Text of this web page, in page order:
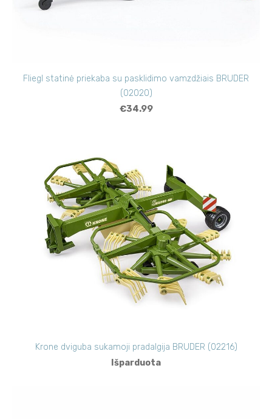
Fliegl statinė priekaba su pasklidimo vamzdžiais BRUDER
(02020)
€34.99
Krone dviguba sukamoji pradalgija BRUDER (02216)
Išparduota